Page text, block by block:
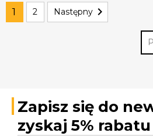
1 2 Następny 
Zapisz się do
zyskaj 5% rabatu